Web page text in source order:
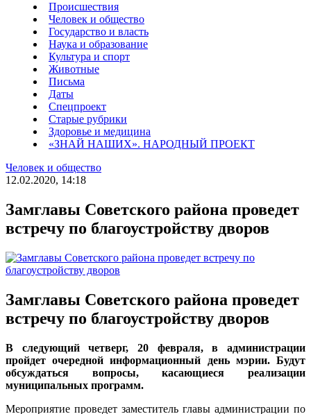
Происшествия
Человек и общество
Государство и власть
Наука и образование
Культура и спорт
Животные
Письма
Даты
Спецпроект
Старые рубрики
Здоровье и медицина
«ЗНАЙ НАШИХ». НАРОДНЫЙ ПРОЕКТ
Человек и общество
12.02.2020, 14:18
Замглавы Советского района проведет
встречу по благоустройству дворов
Замглавы Советского района проведет
встречу по благоустройству дворов
В следующий четверг, 20 февраля, в администрации
пройдет очередной информационный день мэрии. Будут
обсуждаться вопросы, касающиеся реализации
муниципальных программ.
Мероприятие проведет заместитель главы администрации по